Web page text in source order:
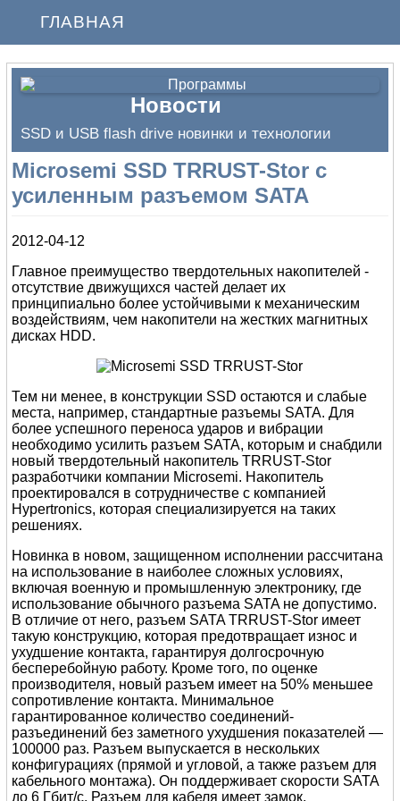
ГЛАВНАЯ
Новости
SSD и USB flash drive новинки и технологии
Microsemi SSD TRRUST-Stor с
усиленным разъемом SATA
2012-04-12
Главное преимущество твердотельных накопителей -
отсутствие движущихся частей делает их
принципиально более устойчивыми к механическим
воздействиям, чем накопители на жестких магнитных
дисках HDD.
Тем ни менее, в конструкции SSD остаются и слабые
места, например, стандартные разъемы SATA. Для
более успешного переноса ударов и вибрации
необходимо усилить разъем SATA, которым и снабдили
новый твердотельный накопитель TRRUST-Stor
разработчики компании Microsemi. Накопитель
проектировался в сотрудничестве с компанией
Hypertronics, которая специализируется на таких
решениях.
Новинка в новом, защищенном исполнении рассчитана
на использование в наиболее сложных условиях,
включая военную и промышленную электронику, где
использование обычного разъема SATA не допустимо.
В отличие от него, разъем SATA TRRUST-Stor имеет
такую конструкцию, которая предотвращает износ и
ухудшение контакта, гарантируя долгосрочную
бесперебойную работу. Кроме того, по оценке
производителя, новый разъем имеет на 50% меньшее
сопротивление контакта. Минимальное
гарантированное количество соединений-
разъединений без заметного ухудшения показателей —
100000 раз. Разъем выпускается в нескольких
конфигурациях (прямой и угловой, а также разъем для
кабельного монтажа). Он поддерживает скорости SATA
до 6 Гбит/с. Разъем для кабеля имеет замок,